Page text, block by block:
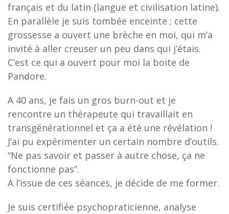
français et du latin (langue et civilisation latine).
En parallèle je suis tombée enceinte ; cette
grossesse a ouvert une brèche en moi, qui m’a
invité à aller creuser un peu dans qui j’étais.
C‘est ce qui a ouvert pour moi la boite de
Pandore.
A 40 ans, je fais un gros burn-out et je
rencontre un thérapeute qui travaillait en
transgénérationnel et ça a été une révélation !
J’ai pu expérimenter un certain nombre d’outils.
“Ne pas savoir et passer à autre chose, ça ne
fonctionne pas”.
A l’issue de ces séances, je décide de me former.
Je suis certifiée psychopraticienne, analyse